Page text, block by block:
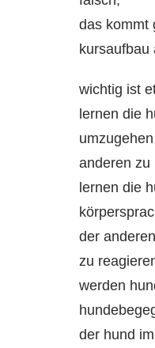
das kommt
kursaufbau
wichtig ist
lernen die
anderen zu
lernen die
der
zu
werden
der hund